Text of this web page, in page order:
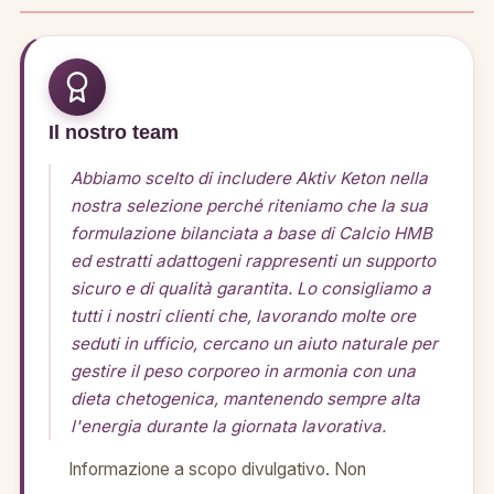
Il nostro team
Abbiamo scelto di includere Aktiv Keton nella
nostra selezione perché riteniamo che la sua
formulazione bilanciata a base di Calcio HMB
ed estratti adattogeni rappresenti un supporto
sicuro e di qualità garantita. Lo consigliamo a
tutti i nostri clienti che, lavorando molte ore
seduti in ufficio, cercano un aiuto naturale per
gestire il peso corporeo in armonia con una
dieta chetogenica, mantenendo sempre alta
l'energia durante la giornata lavorativa.
Informazione a scopo divulgativo. Non